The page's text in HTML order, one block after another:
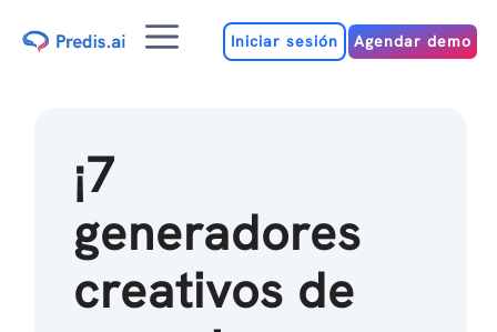
MenúIniciar sesión Agendar demo
¡7
generadores
creativos de